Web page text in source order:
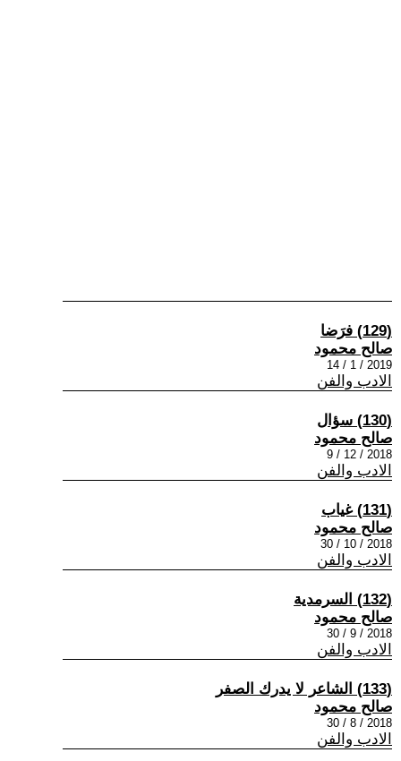
(129) فرَضا
صالح محمود
2019 / 1 / 14
الادب والفن
(130) سؤال
صالح محمود
2018 / 12 / 9
الادب والفن
(131) غياب
صالح محمود
2018 / 10 / 30
الادب والفن
(132) السرمدية
صالح محمود
2018 / 9 / 30
الادب والفن
(133) الشاعر لا يدرك الصفر
صالح محمود
2018 / 8 / 30
الادب والفن